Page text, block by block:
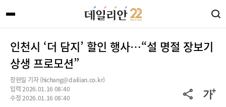
인천시 ‘더 담지’ 할인 행사…“설 명절 장보기
상생 프로모션”
장현일 기자 (hichang@dailian.co.kr)
입력 2026.01.16 08:40
수정 2026.01.16 08:40